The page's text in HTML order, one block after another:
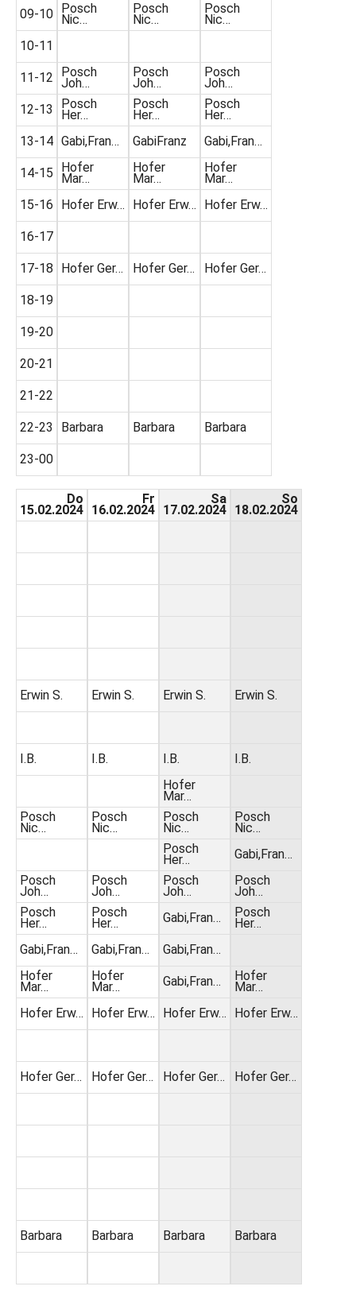
09-10
10-11
11-12
12-13
13-14
14-15
15-16
16-17
17-18
18-19
19-20
20-21
21-22
22-23
23-00
Posch
Nic…
Posch
Joh…
Posch
Her…
Gabi,Fran…
Hofer
Mar…
Hofer Erw…
Hofer Ger…
Barbara
Posch
Nic…
Posch
Joh…
Posch
Her…
GabiFranz
Hofer
Mar…
Hofer Erw…
Hofer Ger…
Barbara
Posch
Nic…
Posch
Joh…
Posch
Her…
Gabi,Fran…
Hofer
Mar…
Hofer Erw…
Hofer Ger…
Barbara
Do
15.02.2024
Erwin S.
I.B.
Posch
Nic…
Posch
Joh…
Posch
Her…
Gabi,Fran…
Hofer
Mar…
Hofer Erw…
Hofer Ger…
Barbara
Fr
16.02.2024
Erwin S.
I.B.
Posch
Nic…
Posch
Joh…
Posch
Her…
Gabi,Fran…
Hofer
Mar…
Hofer Erw…
Hofer Ger…
Barbara
Sa
17.02.2024
Erwin S.
I.B.
Hofer
Mar…
Posch
Nic…
Posch
Her…
Posch
Joh…
Gabi,Fran…
Gabi,Fran…
Gabi,Fran…
Hofer Erw…
Hofer Ger…
Barbara
So
18.02.2024
Erwin S.
I.B.
Posch
Nic…
Gabi,Fran…
Posch
Joh…
Posch
Her…
Hofer
Mar…
Hofer Erw…
Hofer Ger…
Barbara